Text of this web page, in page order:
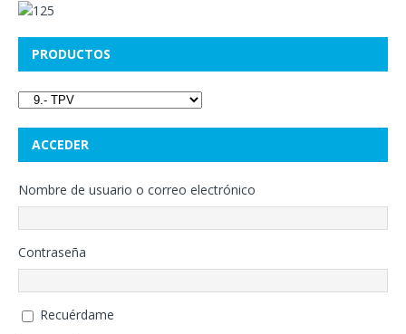
PRODUCTOS
ACCEDER
Nombre de usuario o correo electrónico
Contraseña
Recuérdame